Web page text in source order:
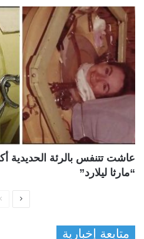
“مارثا ليلارد”
متابعة إخبارية